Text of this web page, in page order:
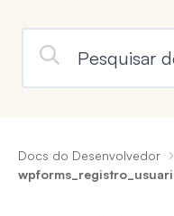
Docs do Desenvolvedor